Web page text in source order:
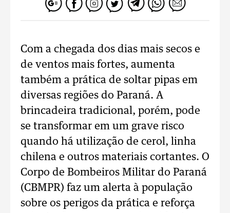
Com a chegada dos dias mais secos e
de ventos mais fortes, aumenta
também a prática de soltar pipas em
diversas regiões do Paraná. A
brincadeira tradicional, porém, pode
se transformar em um grave risco
quando há utilização de cerol, linha
chilena e outros materiais cortantes. O
Corpo de Bombeiros Militar do Paraná
(CBMPR) faz um alerta à população
sobre os perigos da prática e reforça